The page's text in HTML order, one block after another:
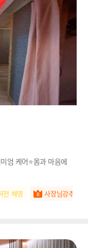
엄 케어⭐몸과 마음에
전 채영 사장님강추 예지